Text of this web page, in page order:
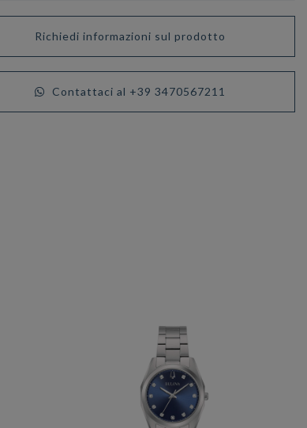
Richiedi informazioni sul prodotto
Contattaci al +39 3470567211